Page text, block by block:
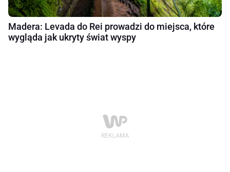
Madera: Levada do Rei prowadzi do miejsca, które
wygląda jak ukryty świat wyspy